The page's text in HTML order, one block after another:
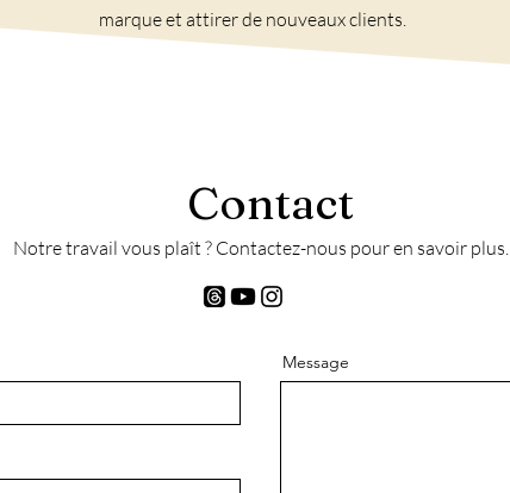
marque et attirer de nouveaux clients.
Contact
Notre travail vous plaît ? Contactez-nous pour en savoir plus.
Message